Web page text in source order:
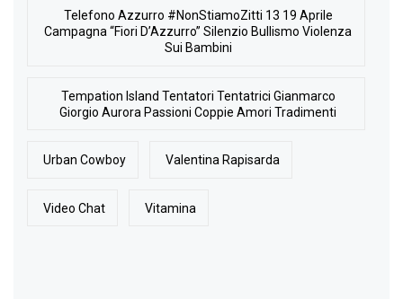
Telefono Azzurro #NonStiamoZitti 13 19 Aprile
Campagna “Fiori D’Azzurro” Silenzio Bullismo Violenza
Sui Bambini
Tempation Island Tentatori Tentatrici Gianmarco
Giorgio Aurora Passioni Coppie Amori Tradimenti
Urban Cowboy Valentina Rapisarda
Video Chat Vitamina